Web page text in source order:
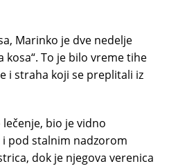
Marinko je dve nedelje
kosa“. To je bilo vreme tihe
i straha koji se preplitali iz
bio je vidno
pod stalnim nadzorom
dok je njegova verenica